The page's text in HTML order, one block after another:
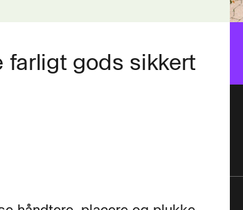
farligt gods sikkert